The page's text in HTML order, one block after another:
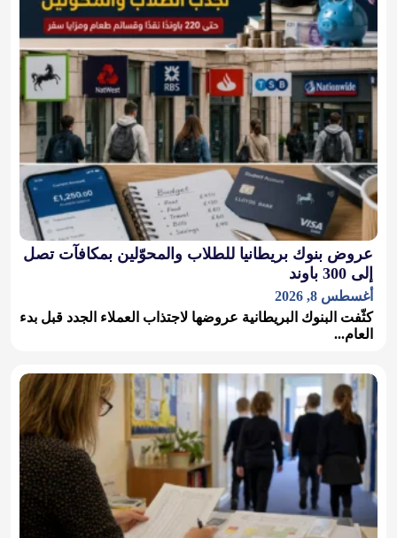
عروض بنوك بريطانيا للطلاب والمحوّلين بمكافآت تصل
إلى 300 باوند
أغسطس 8, 2026
كثّفت البنوك البريطانية عروضها لاجتذاب العملاء الجدد قبل بدء
العام...